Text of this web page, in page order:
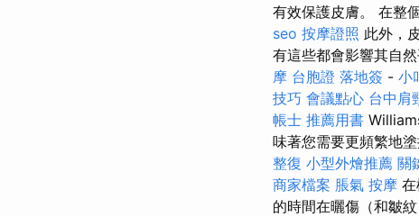
有效保護皮膚。 在整
seo 按摩證照 此外，
有這些都會影響其自
摩 台胞證 落地簽 - 小
技巧 會議點心 台中肩
帳士 推薦用書
味著您需要更頻繁地
整復 小型外燴推薦 關
商家檔案 脹氣 按摩
的時間在曬傷（和皺